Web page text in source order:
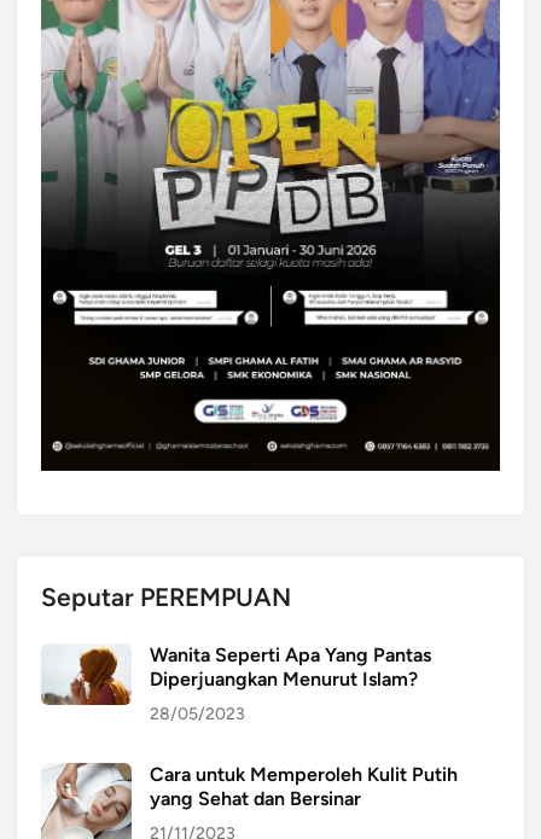
Seputar PEREMPUAN
Wanita Seperti Apa Yang Pantas
Diperjuangkan Menurut Islam?
28/05/2023
Cara untuk Memperoleh Kulit Putih
yang Sehat dan Bersinar
21/11/2023